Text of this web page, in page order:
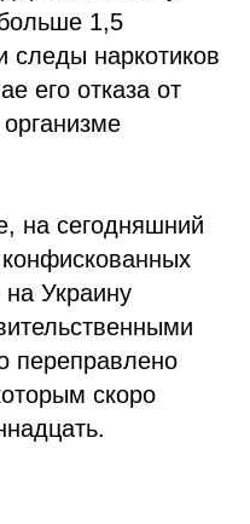
1,5
следы наркотиков
его отказа от
на сегодняшний
Украину
переправлено
скоро